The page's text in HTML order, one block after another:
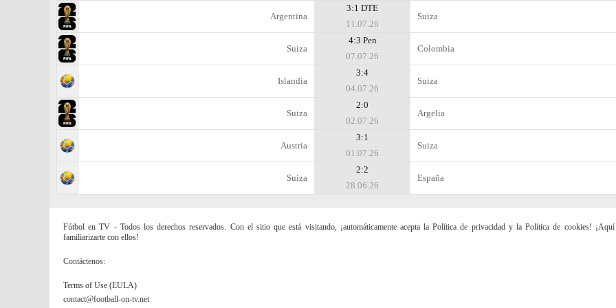
Argentina
3:1 DTE
11.07.26
Suiza
Suiza
4:3 Pen
07.07.26
Colombia
Islandia
3:4
04.07.26
Suiza
Suiza
2:0
02.07.26
Argelia
Austria
3:1
01.07.26
Suiza
Suiza
2:2
28.06.26
España
Fútbol en TV - Todos los derechos reservados. Con el sitio que está visitando, ¡automáticamente acepta la Política de privacidad y la Política de cookies! ¡Aquí
familiarizarte con ellos!
Contáctenos:
Terms of Use (EULA)
contact@football-on-tv.net